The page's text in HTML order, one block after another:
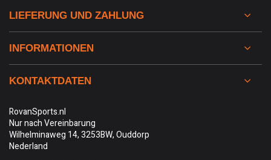
LIEFERUNG UND ZAHLUNG
INFORMATIONEN
KONTAKTDATEN
RovanSports.nl
Nur nach Vereinbarung
Wilhelminaweg 14, 3253BW, Ouddorp
Nederland